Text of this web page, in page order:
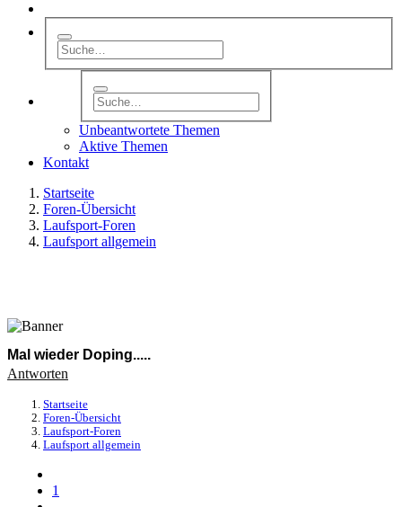
Unbeantwortete Themen
Aktive Themen
Kontakt
Startseite
Foren-Übersicht
Laufsport-Foren
Laufsport allgemein
Mal wieder Doping.....
Antworten
Startseite
Foren-Übersicht
Laufsport-Foren
Laufsport allgemein
1